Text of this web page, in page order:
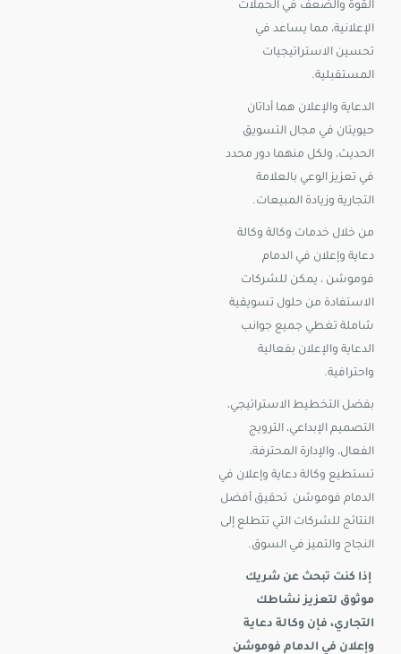
القوة والضعف في الحملات
الإعلانية، مما يساعد في
تحسين الاستراتيجيات
المستقبلية.
الدعاية والإعلان هما أداتان
حيويتان في مجال التسويق
الحديث، ولكل منهما دور محدد
في تعزيز الوعي بالعلامة
التجارية وزيادة المبيعات.
من خلال خدمات وكالة وكالة
دعاية وإعلان في الدمام
فوموشن ، يمكن للشركات
الاستفادة من حلول تسويقية
شاملة تغطي جميع جوانب
الدعاية والإعلان بفعالية
واحترافية.
بفضل التخطيط الاستراتيجي،
التصميم الإبداعي، الترويج
الفعال، والإدارة المحترفة،
تستطيع وكالة دعاية وإعلان في
الدمام فوموشن تحقيق أفضل
النتائج للشركات التي تتطلع إلى
النجاح والتميز في السوق.
إذا كنت تبحث عن شريك
موثوق لتعزيز نشاطك
التجاري، فإن وكالة دعاية
وإعلان في الدمام فوموشن